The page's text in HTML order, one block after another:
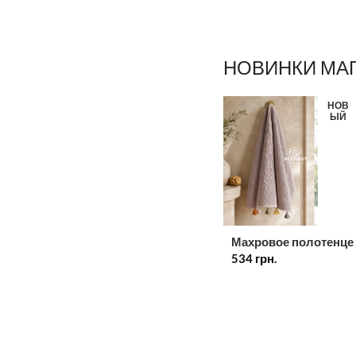
НОВИНКИ
НОВ
ЫЙ
Махровое
лица лиловое с
534 грн.